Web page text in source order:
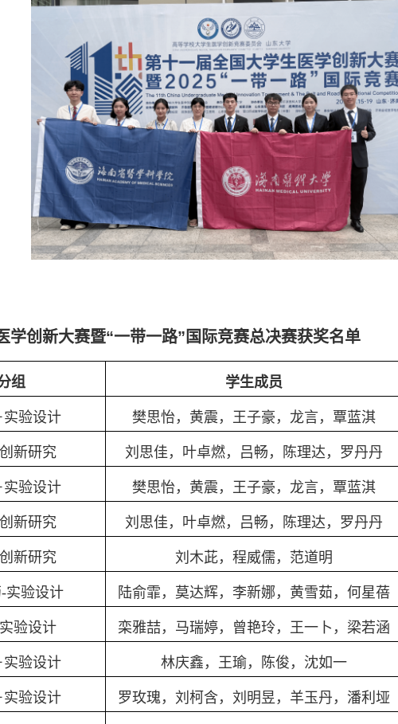
学创新大赛暨“一带一路” 国际竞赛总决赛获奖名单
组 学生成员
实验设计 樊思怡，黄震，王子豪，龙言，覃蓝淇
新研究 刘思佳，叶卓燃，吕畅，陈理达，罗丹丹
实验设计 樊思怡，黄震，王子豪，龙言，覃蓝淇
新研究 刘思佳，叶卓燃，吕畅，陈理达，罗丹丹
新研究 刘木茈，程威儒，范道明
实验设计 陆俞霏，莫达辉，李新娜，黄雪茹，何星蓓
验设计 栾雅喆，马瑞婷，曾艳玲，王一卜，梁若涵
实验设计 林庆鑫，王瑜，陈俊，沈如一
实验设计 罗玫瑰，刘柯含，刘明昱，羊玉丹，潘利垭